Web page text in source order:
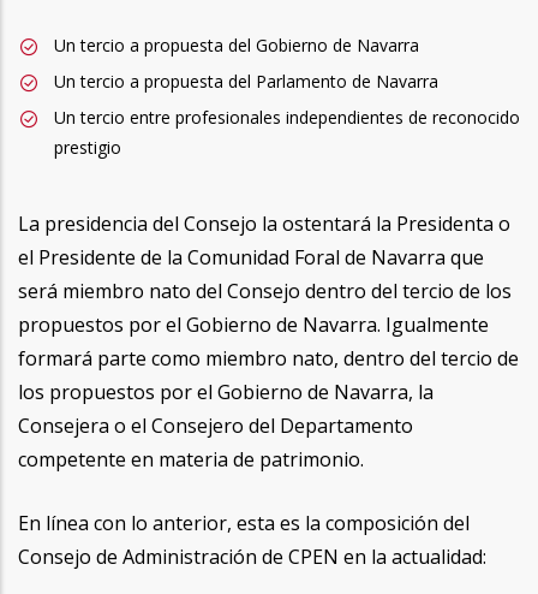
Un tercio a propuesta del Gobierno de Navarra
Un tercio a propuesta del Parlamento de Navarra
Un tercio entre profesionales independientes de reconocido
prestigio
La presidencia del Consejo la ostentará la Presidenta o
el Presidente de la Comunidad Foral de Navarra que
será miembro nato del Consejo dentro del tercio de los
propuestos por el Gobierno de Navarra. Igualmente
formará parte como miembro nato, dentro del tercio de
los propuestos por el Gobierno de Navarra, la
Consejera o el Consejero del Departamento
competente en materia de patrimonio.
En línea con lo anterior, esta es la composición del
Consejo de Administración de CPEN en la actualidad: